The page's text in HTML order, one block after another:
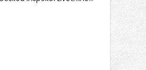
středomořskou